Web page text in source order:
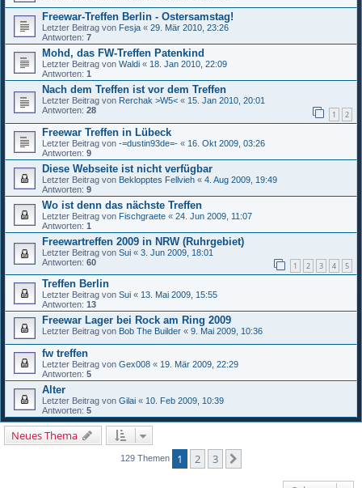
Freewar-Treffen Berlin - Ostersamstag!
Letzter Beitrag von Fesja « 29. Mär 2010, 23:26
Antworten: 7
Mohd, das FW-Treffen Patenkind
Letzter Beitrag von Waldi « 18. Jan 2010, 22:09
Antworten: 1
Nach dem Treffen ist vor dem Treffen
Letzter Beitrag von Rerchak >W5< « 15. Jan 2010, 20:01
Antworten: 28 1 2
Freewar Treffen in Lübeck
Letzter Beitrag von -=dustin93de=- « 16. Okt 2009, 03:26
Antworten: 9
Diese Webseite ist nicht verfügbar
Letzter Beitrag von Beklopptes Fellvieh « 4. Aug 2009, 19:49
Antworten: 9
Wo ist denn das nächste Treffen
Letzter Beitrag von Fischgraete « 24. Jun 2009, 11:07
Antworten: 1
Freewartreffen 2009 in NRW (Ruhrgebiet)
Letzter Beitrag von Sui « 3. Jun 2009, 18:01
Antworten: 60 1 2 3 4 5
Treffen Berlin
Letzter Beitrag von Sui « 13. Mai 2009, 15:55
Antworten: 13
Freewar Lager bei Rock am Ring 2009
Letzter Beitrag von Bob The Builder « 9. Mai 2009, 10:36
fw treffen
Letzter Beitrag von Gex008 « 19. Mär 2009, 22:29
Antworten: 5
Alter
Letzter Beitrag von Gilai « 10. Feb 2009, 10:39
Antworten: 5
Neues Thema
129 Themen 1 2 3